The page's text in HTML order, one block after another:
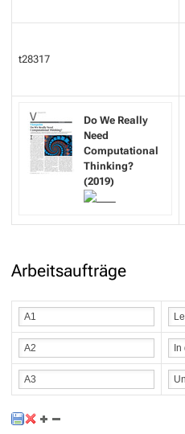
t28317
Do We Really
Need
Computational
Thinking?
(2019)
Arbeitsaufträge